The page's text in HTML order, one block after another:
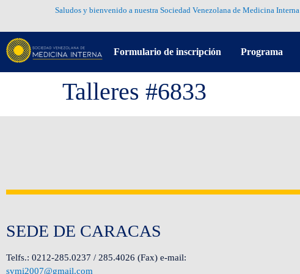
Saludos y bienvenido a nuestra Sociedad Venezolana de Medicina Interna
Formulario de inscripción Programa
Talleres #6833
SEDE DE CARACAS
Telfs.: 0212-285.0237 / 285.4026 (Fax) e-mail:
svmi2007@gmail.com